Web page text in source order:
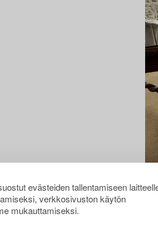
evästeiden tallentamiseen
verkkosivuston käytön
mukauttamiseksi.